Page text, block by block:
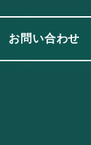
お問い合わせ